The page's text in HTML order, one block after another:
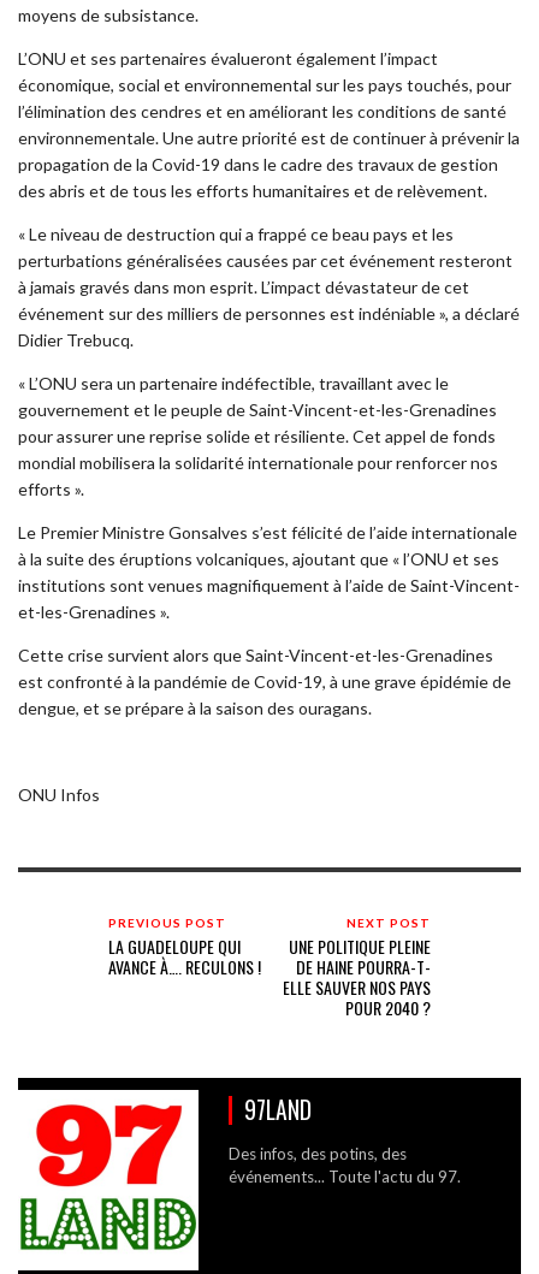
moyens de subsistance.
L’ONU et ses partenaires évalueront également l’impact
économique, social et environnemental sur les pays touchés, pour
l’élimination des cendres et en améliorant les conditions de santé
environnementale. Une autre priorité est de continuer à prévenir la
propagation de la Covid-19 dans le cadre des travaux de gestion
des abris et de tous les efforts humanitaires et de relèvement.
« Le niveau de destruction qui a frappé ce beau pays et les
perturbations généralisées causées par cet événement resteront
à jamais gravés dans mon esprit. L’impact dévastateur de cet
événement sur des milliers de personnes est indéniable », a déclaré
Didier Trebucq.
« L’ONU sera un partenaire indéfectible, travaillant avec le
gouvernement et le peuple de Saint-Vincent-et-les-Grenadines
pour assurer une reprise solide et résiliente. Cet appel de fonds
mondial mobilisera la solidarité internationale pour renforcer nos
efforts ».
Le Premier Ministre Gonsalves s’est félicité de l’aide internationale
à la suite des éruptions volcaniques, ajoutant que « l’ONU et ses
institutions sont venues magnifiquement à l’aide de Saint-Vincent-
et-les-Grenadines ».
Cette crise survient alors que Saint-Vincent-et-les-Grenadines
est confronté à la pandémie de Covid-19, à une grave épidémie de
dengue, et se prépare à la saison des ouragans.
ONU Infos
PREVIOUS POST
LA GUADELOUPE QUI
AVANCE À…. RECULONS !
NEXT POST
UNE POLITIQUE PLEINE
DE HAINE POURRA-T-
ELLE SAUVER NOS PAYS
POUR 2040 ?
97LAND
Des infos, des potins, des
événements... Toute l'actu du 97.